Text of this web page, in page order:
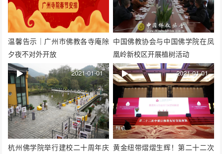
温馨告示｜广州市佛教各寺庵除
夕夜不对外开放
中国佛教协会与中国佛学院在凤
凰岭新校区开展植树活动
杭州佛学院举行建校二十周年庆
2021-01-01
黄金纽带熠熠生辉！第二十二次
2021-01-01